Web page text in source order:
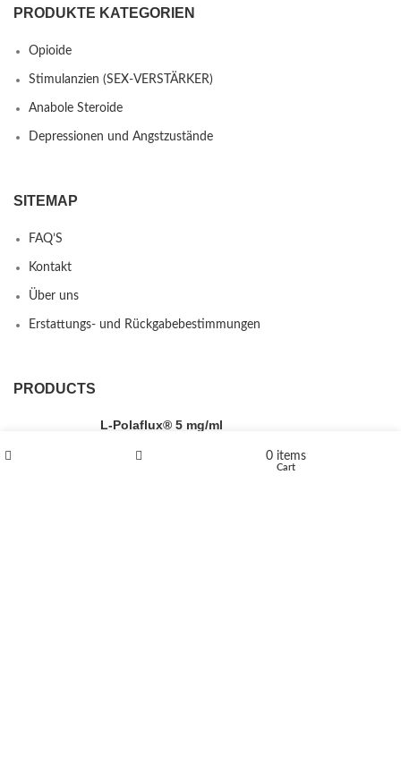
PRODUKTE KATEGORIEN
Opioide
Stimulanzien (SEX-VERSTÄRKER)
Anabole Steroide
Depressionen und Angstzustände
SITEMAP
FAQ’S
Kontakt
Über uns
Erstattungs- und Rückgabebestimmungen
PRODUCTS
L-Polaflux® 5 mg/ml
0 items
Cart